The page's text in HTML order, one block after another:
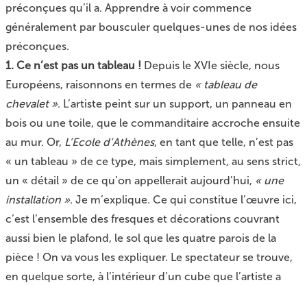
préconçues qu’il a. Apprendre à voir commence
généralement par bousculer quelques-unes de nos idées
préconçues.
1. Ce n’est pas un tableau ! Depuis le XVIe siècle, nous
Européens, raisonnons en termes de « tableau de
chevalet ». L’artiste peint sur un support, un panneau en
bois ou une toile, que le commanditaire accroche ensuite
au mur. Or, L’Ecole d’Athènes, en tant que telle, n’est pas
« un tableau » de ce type, mais simplement, au sens strict,
un « détail » de ce qu’on appellerait aujourd’hui, « une
installation ». Je m’explique. Ce qui constitue l’œuvre ici,
c’est l’ensemble des fresques et décorations couvrant
aussi bien le plafond, le sol que les quatre parois de la
pièce ! On va vous les expliquer. Le spectateur se trouve,
en quelque sorte, à l’intérieur d’un cube que l’artiste a